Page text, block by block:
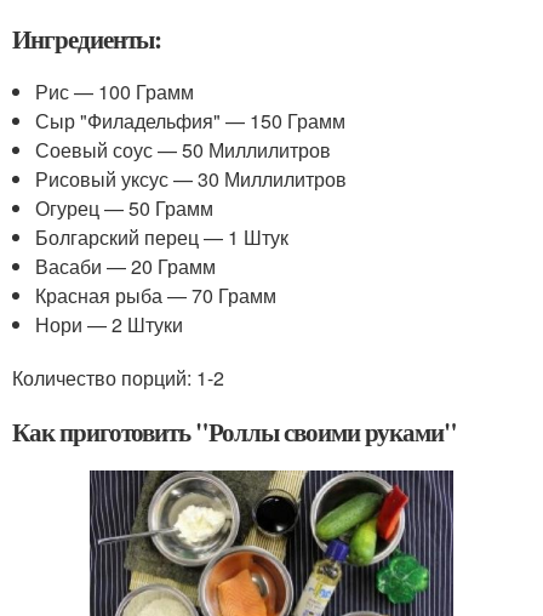
Ингредиенты:
Рис — 100 Грамм
Сыр "Филадельфия" — 150 Грамм
Соевый соус — 50 Миллилитров
Рисовый уксус — 30 Миллилитров
Огурец — 50 Грамм
Болгарский перец — 1 Штук
Васаби — 20 Грамм
Красная рыба — 70 Грамм
Нори — 2 Штуки
Количество порций: 1-2
Как приготовить "Роллы своими руками"